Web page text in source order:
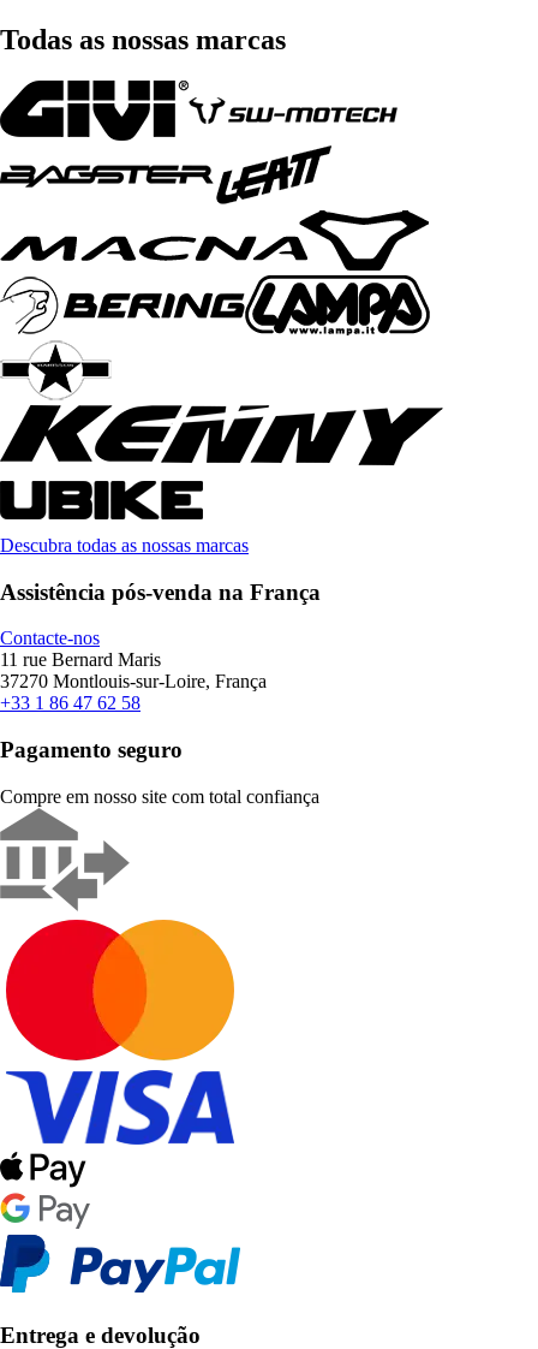
Todas as nossas marcas
Descubra todas as nossas marcas
Assistência pós-venda na França
Contacte-nos
11 rue Bernard Maris
37270 Montlouis-sur-Loire, França
+33 1 86 47 62 58
Pagamento seguro
Compre em nosso site com total confiança
Entrega e devolução